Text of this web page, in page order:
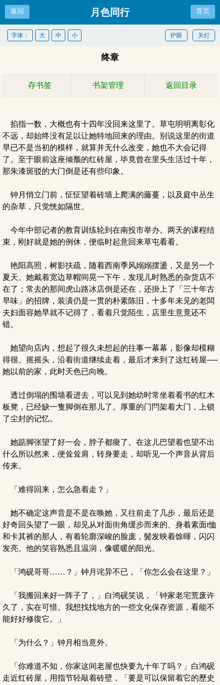
返回 月色同行 首页
关灯
护眼
字体： 大 中 小
终章
存书签 书架管理 返回目录
掐指一数，大概也有十四年没回来这里了。草屯明明离彰化
不远，却始终没有足以让她特地回来的理由。别说这里的街道
早已不是当初的模样，就算并无什么改变，她也不大会记得
了。至于眼前这座倾颓的红砖屋，毕竟曾在里头生活过十年，
那朱漆斑驳的大门倒是还有些印象。
钟月悄立门前，怔怔望着砖墙上爬满的藤蔓，以及庭中丛生
的杂草，只觉恍如隔世。
今年中部记者的教育训练轮到在南投市举办。两天的课程结
束，刚好就是她的例休，便临时起意回来草屯看看。
艳阳高照，树影扶疏，随着西南季风嫋嫋摆盪，又是另一个
夏天。她戴着宽边草帽间晃一下午，发现儿时熟悉的杂货店不
在了；常去的那间虎山路冰店倒是还在，还掛上了「三十年古
早味」的招牌，装潢仍是一贯的朴素陈旧，十多年未见的老闆
夫妇面容她早就不记得了，看着只觉陌生，店里生意竟还不
错。
她望向店内，想起了很久未想起的往事一幕幕，影像却模糊
得很。摇摇头，沿着街道继续走着，最后才来到了这红砖屋──
她以前的家，此时天色已向晚。
透过倒塌的围墙看进去，可以见到她幼时常坐着看书的红木
板凳，已经缺一隻脚倒在那儿了。厚重的门閂架着大门，上锁
了尘封的记忆。
她踮脚张望了好一会，脖子都痠了。在这儿巴望着也望不出
什么所以然来，便耸耸肩，转身要走，却听见一个声音从背后
传来。
「难得回来，怎么急着走？」
她不确定这声音是不是在唤她，又往前走了几步，最后还是
好奇回头望了一眼，却见从对面街角缓步而来的、身着素面t恤
和卡其裤的那人，有着轮廓深峻的脸庞，鬓发映着馀暉，闪闪
发亮。他的笑容熟悉且温润，像暖暖的阳光。
「鸿砚哥哥……？」钟月诧异不已，「你怎么会在这里？」
「我搬回来好一阵子了，」白鸿砚笑说，「钟家老宅荒废许
久了，实在可惜。我想找找地方的一些文化保存资源，看能不
能好好修復它。」
「为什么？」钟月相当意外。
「你难道不知，你家这间老屋也快要九十年了吗？」白鸿砚
走近红砖屋，用指节轻敲着砖壁，「要是可以保留着它的歷史